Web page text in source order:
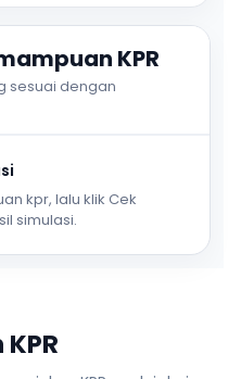
KPR
sesuai dengan
kpr, lalu klik Cek
simulasi.